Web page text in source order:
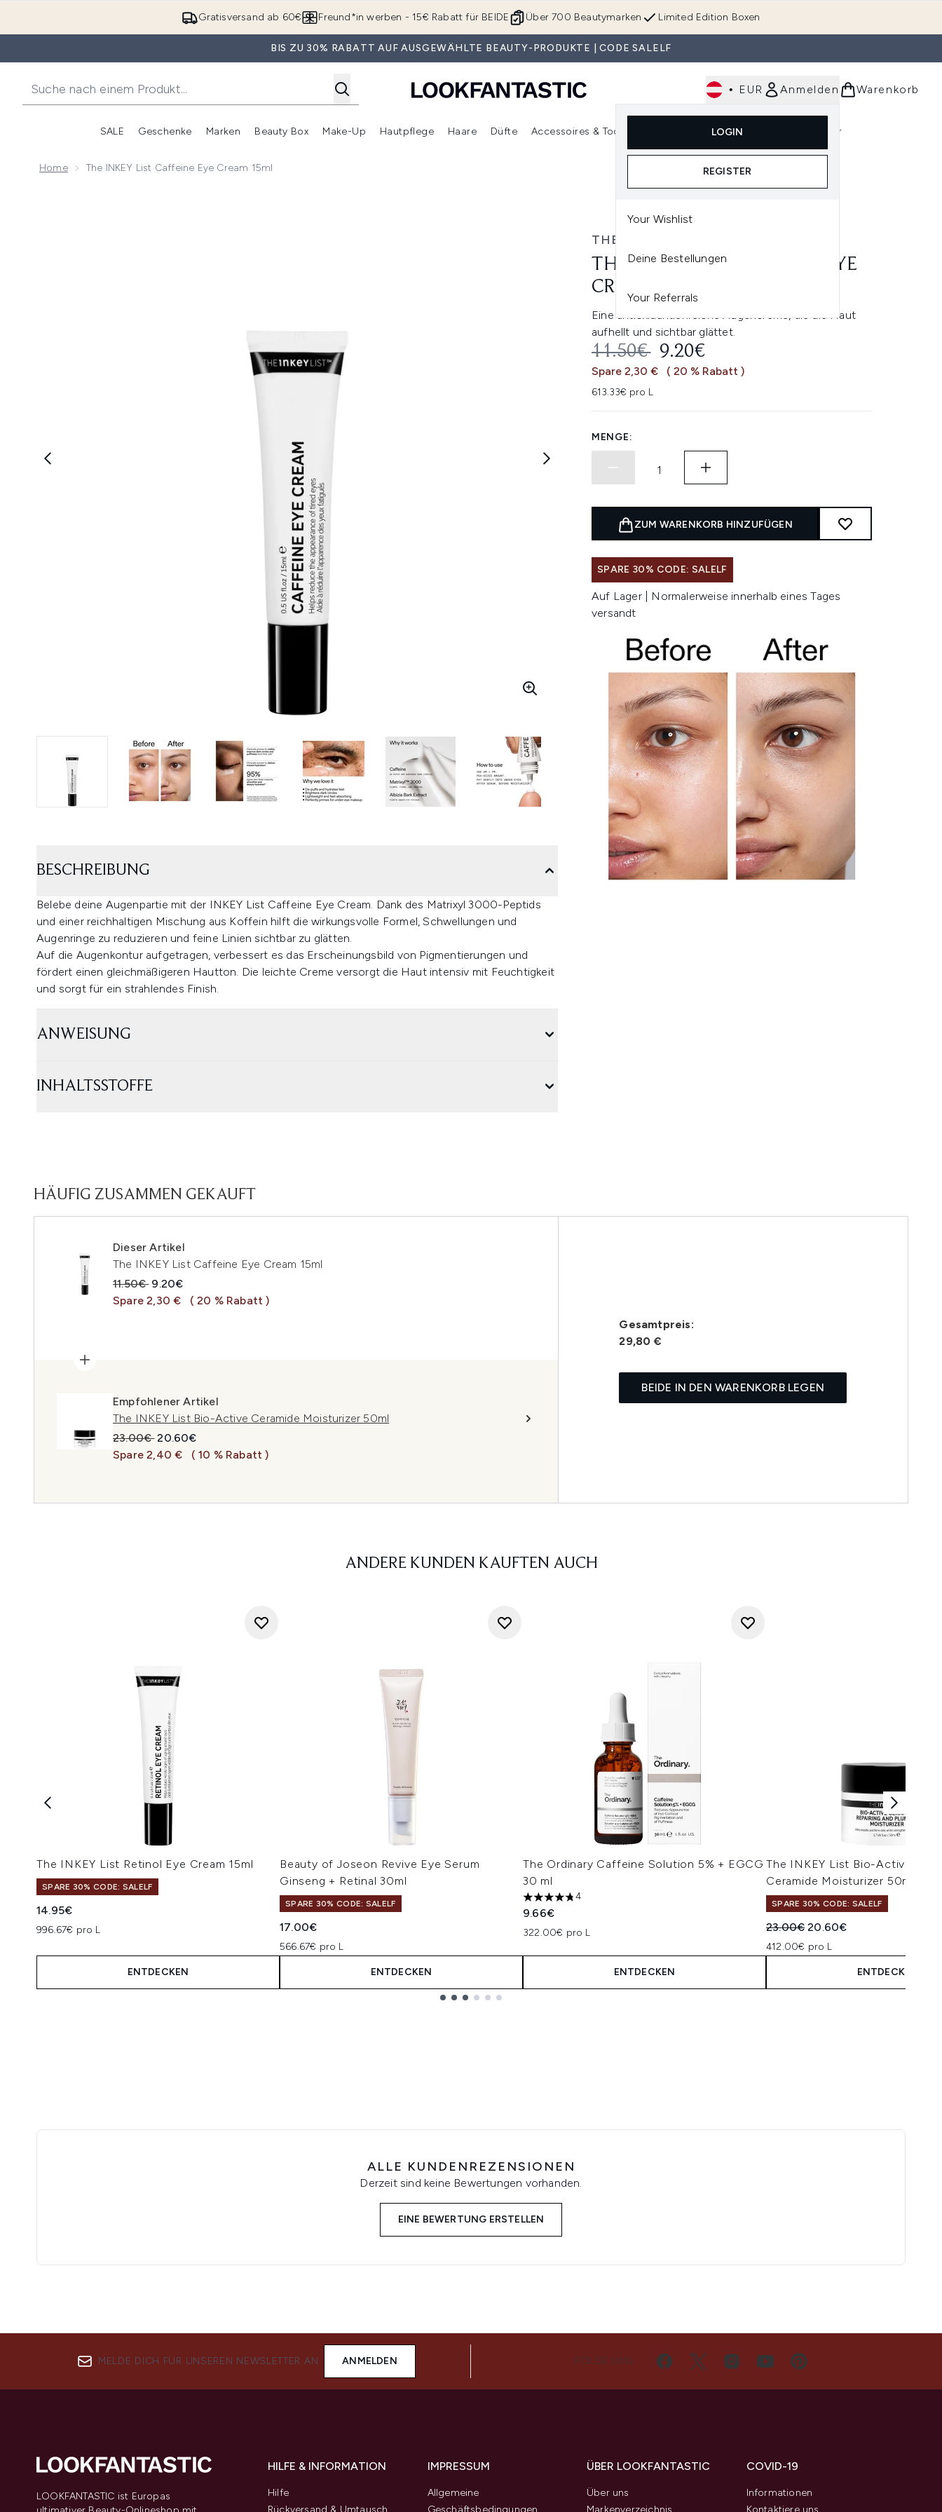
Zum Hauptinhalt springen
Gratisversand ab 60€ Limited Edition Boxen
Über 700 Beautymarken
Freund*in werben - 15€ Rabatt für BEIDE
BIS ZU 30% RABATT AUF AUSGEWÄHLTE BEAUTY-PRODUKTE | CODE SALELF
• EUR Anmelden
LOGIN
REGISTER
Your Wishlist
Deine Bestellungen
Your Referrals
Warenkorb
SALE
Untermenü Anmelden (SALE)
Geschenke
Untermenü Anmelden (Geschenke)
Marken
Untermenü Anmelden (Marken)
Beauty Box
Untermenü Anmelden (Beauty Box)
Make-Up
Untermenü Anmelden (Make-Up)
Hautpflege
Untermenü Anmelden (Hautpflege)
Haare
Untermenü Anmelden (Haare)
Düfte Accessoires & Tools
Untermenü Anmelden (Accessoires & Tools)
Im Trend & Neu Männer
Home The INKEY List Caffeine Eye Cream 15ml
THE INKEY LIST
THE INKEY LIST CAFFEINE EYE
CREAM 15ML
Eine antioxidantienreiche Augencreme, die die Haut
aufhellt und sichtbar glättet.
UNVERBINDLICHE PREISEMPFEHLUNG:
11.50€ AKTUELLER PREIS:
9.20€
Spare 2,30 € ( 20 % Rabatt )
613.33€ pro L
MENGE:
ZUM WARENKORB HINZUFÜGEN
SPARE 30% CODE: SALELF
Auf Lager | Normalerweise innerhalb eines Tages
versandt
BESCHREIBUNG
Belebe deine Augenpartie mit der INKEY List Caffeine Eye Cream. Dank des Matrixyl 3000-Peptids
und einer reichhaltigen Mischung aus Koffein hilft die wirkungsvolle Formel, Schwellungen und
Augenringe zu reduzieren und feine Linien sichtbar zu glätten.
Auf die Augenkontur aufgetragen, verbessert es das Erscheinungsbild von Pigmentierungen und
fördert einen gleichmäßigeren Hautton. Die leichte Creme versorgt die Haut intensiv mit Feuchtigkeit
und sorgt für ein strahlendes Finish.
ANWEISUNG
INHALTSSTOFFE
HÄUFIG ZUSAMMEN GEKAUFT
Dieser Artikel
The INKEY List Caffeine Eye Cream 15ml
Unverbindliche Preisempfehlung:
11.50€ Aktueller Preis:
9.20€
Spare 2,30 €
( 20 % Rabatt )
Empfohlener Artikel
The INKEY List Bio-Active Ceramide Moisturizer 50ml
Unverbindliche Preisempfehlung:
23.00€Aktueller Preis:
20.60€
Spare 2,40 €
( 10 % Rabatt )
Gesamtpreis:
29,80 €
BEIDE IN DEN WARENKORB LEGEN
ANDERE KUNDEN KAUFTEN AUCH
The INKEY List Retinol Eye Cream 15ml
SPARE 30% CODE: SALELF
14.95€
996.67€ pro L
ENTDECKEN
Beauty of Joseon Revive Eye Serum
Ginseng + Retinal 30ml
SPARE 30% CODE: SALELF
17.00€
566.67€ pro L
ENTDECKEN
The Ordinary Caffeine Solution 5% + EGCG
30 ml
4.75 stars out of a maximum of 5
4
9.66€
322.00€ pro L
ENTDECKEN
The INKEY List Bio-Active
Ceramide Moisturizer 50ml
SPARE 30% CODE: SALELF
Unverbindliche Preisempfehlung:
23.00€Aktueller Preis:
20.60€
412.00€ pro L
ENTDECKEN
ALLE KUNDENREZENSIONEN
Derzeit sind keine Bewertungen vorhanden.
EINE BEWERTUNG ERSTELLEN
MELDE DICH FÜR UNSEREN NEWSLETTER AN ANMELDEN FOLGE UNS
LOOKFANTASTIC ist Europas
HILFE & INFORMATION
Hilfe
Rückversand & Umtausch
IMPRESSUM
Allgemeine
Geschäftsbedingungen
ÜBER LOOKFANTASTIC
Über uns
Markenverzeichnis
COVID-19
Informationen
Kontaktiere uns